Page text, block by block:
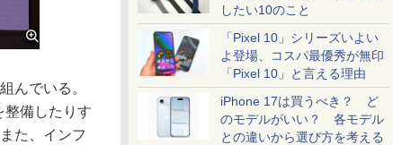
したい10のこと
「Pixel 10」シリーズいよい
よ登場、コスパ最優秀が無印
「Pixel 10」と言える理由
iPhone 17は買うべき？ ど
のモデルがいい？ 各モデル
との違いから選び方を考える
んでいる。
整備したりす
た、インフ